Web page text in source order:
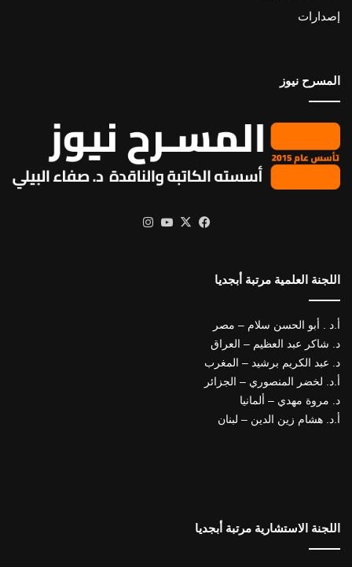
إصدارات
المسرح نيوز
فيسبوك
X يوتيوب
اللجنة العلمية مرتبة أبجديا
أ.د . أبو الحسن سلام – مصر
د. شاكر عبد العظيم – العراق
د. عبد الكريم برشيد – المغرب
أ.د. لخضر المنصوري – الجزائر
د. مروة مهدي – ألمانيا
أ.د. هشام زين الدين – لبنان
اللجنة الاستشارية مرتبة أبجديا